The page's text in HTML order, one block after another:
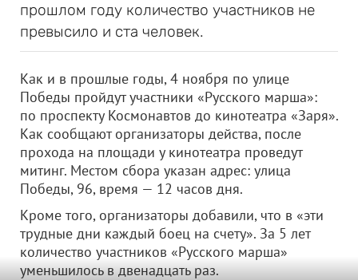
прошлом году количество участников не
превысило и ста человек.
Как и в прошлые годы, 4 ноября по улице
Победы пройдут участники «Русского марша»:
по проспекту Космонавтов до кинотеатра «Заря».
Как сообщают организаторы действа, после
прохода на площади у кинотеатра проведут
митинг. Местом сбора указан адрес: улица
Победы, 96, время — 12 часов дня.
Кроме того, организаторы добавили, что в «эти
трудные дни каждый боец на счету». За 5 лет
количество участников «Русского марша»
уменьшилось в двенадцать раз.